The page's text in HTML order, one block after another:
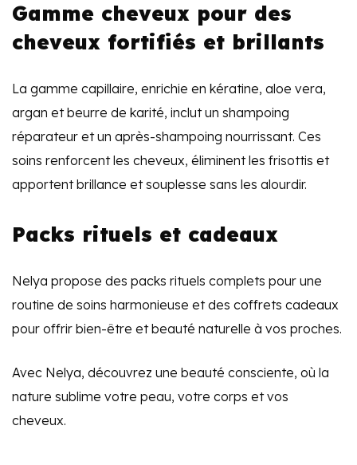
Gamme cheveux pour des
cheveux fortifiés et brillants
La gamme capillaire, enrichie en kératine, aloe vera,
argan et beurre de karité, inclut un shampoing
réparateur et un après-shampoing nourrissant. Ces
soins renforcent les cheveux, éliminent les frisottis et
apportent brillance et souplesse sans les alourdir.
Packs rituels et cadeaux
Nelya propose des packs rituels complets pour une
routine de soins harmonieuse et des coffrets cadeaux
pour offrir bien-être et beauté naturelle à vos proches.
Avec Nelya, découvrez une beauté consciente, où la
nature sublime votre peau, votre corps et vos
cheveux.